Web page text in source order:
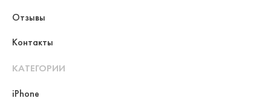
Отзывы
Контакты
КАТЕГОРИИ
iPhone